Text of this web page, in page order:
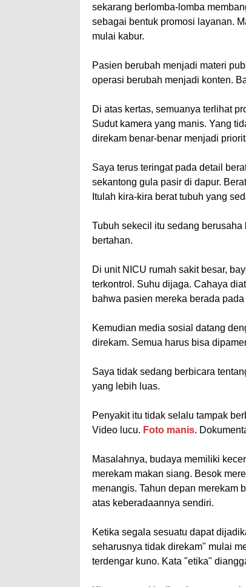
sekarang berlomba-lomba
sebagai bentuk promosi layanan.
mulai kabur.
Pasien berubah menjadi materi
operasi berubah menjadi konten.
Di atas kertas, semuanya terlihat
Sudut kamera yang manis. Yang
direkam benar-benar menjadi
Saya terus teringat pada detail
sekantong gula pasir di dapur.
Itulah kira-kira berat tubuh yang
Tubuh sekecil itu sedang
bertahan.
Di unit NICU rumah sakit besar,
terkontrol. Suhu dijaga. Cahaya
bahwa pasien mereka berada
Kemudian media sosial datang
direkam. Semua harus bisa
Saya tidak sedang berbicara
yang lebih luas.
Penyakit itu tidak selalu tampak
Video lucu. Foto manis.
Masalahnya, budaya memiliki
merekam makan siang. Besok
menangis. Tahun depan merekam
atas keberadaannya sendiri.
Ketika segala sesuatu dapat
seharusnya tidak direkam" mulai
terdengar kuno. Kata "etika"